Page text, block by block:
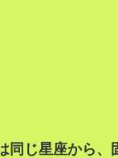
同じ星座から、